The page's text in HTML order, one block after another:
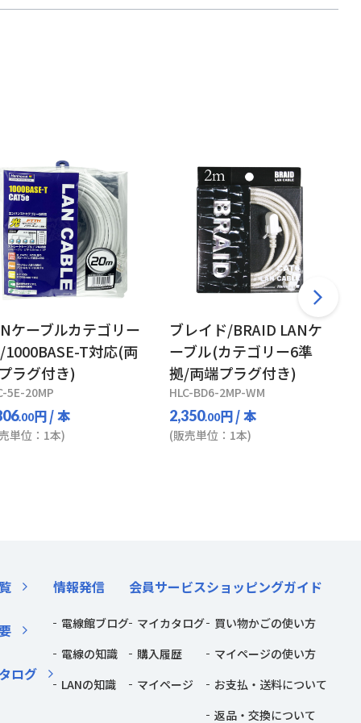
ケーブルカテゴリー
T対応(両
ラグ付き)
5E-20MP
.00円/ 本
単位：1本)
ブレイド/BRAID LANケ
ーブル(カテゴリー6準
拠/両端プラグ付き)
HLC-BD6-2MP-WM
2,350.00円/ 本
(販売単位：1本)
ログ
情報発信
電線館ブログ
電線の知識
LANの知識
会員サービス
マイカタログ
購入履歴
マイページ
ショッピングガイド
買い物かごの使い方
マイページの使い方
お支払・送料について
返品・交換について